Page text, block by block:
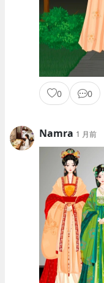
0 0
Namra 1 月前